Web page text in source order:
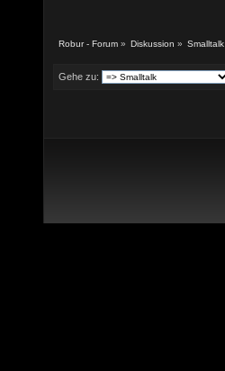
Robur - Forum » Diskussion » Smalltalk
Gehe zu: